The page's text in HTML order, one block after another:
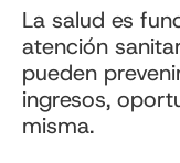
La salud es
atención
pueden
ingresos,
misma.